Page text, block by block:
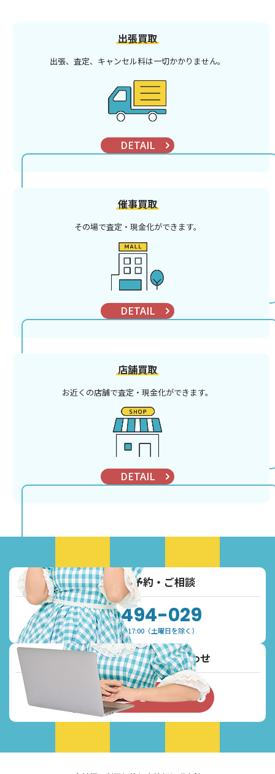
出張買取
出張、査定、キャンセル料は一切かかりません。
DETAIL
催事買取
その場で査定・現金化ができます。
DETAIL
店舗買取
お近くの店舗で査定・現金化ができます。
DETAIL
お電話でご予約・ご相談
0120-494-029
受付時間：9:30~17:00（土曜日を除く）
メールでご予約・お問い合わせ
お問い合わせフォーム